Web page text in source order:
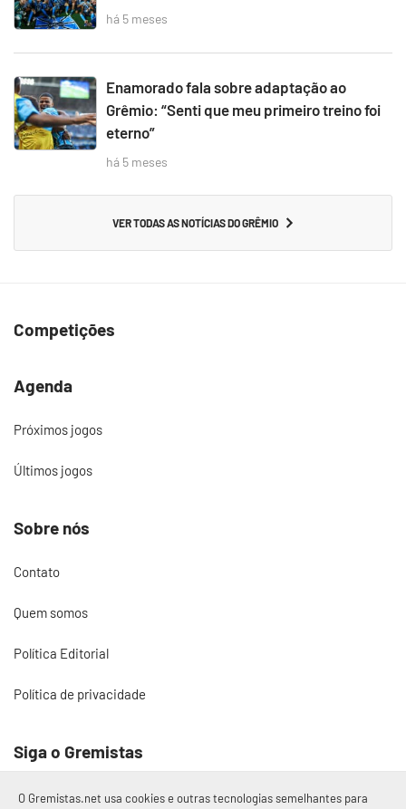
há 5 meses
Enamorado fala sobre adaptação ao
Grêmio: “Senti que meu primeiro treino foi
eterno”
há 5 meses
VER TODAS AS NOTÍCIAS DO GRÊMIO
Competições
Agenda
Próximos jogos
Últimos jogos
Sobre nós
Contato
Quem somos
Política Editorial
Política de privacidade
Siga o Gremistas
O Gremistas.net usa cookies e outras tecnologias semelhantes para